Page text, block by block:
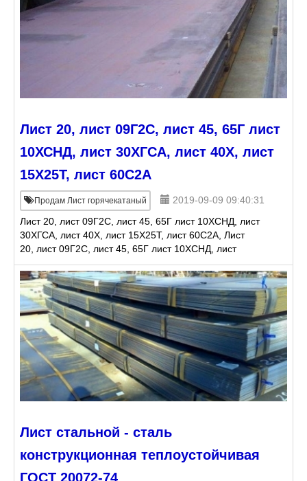
Лист 20, лист 09Г2С, лист 45, 65Г лист
10ХСНД, лист 30ХГСА, лист 40Х, лист
15Х25Т, лист 60С2А
Продам Лист горячекатаный
2019-09-09 09:40:31
Лист 20, лист 09Г2С, лист 45, 65Г лист 10ХСНД, лист
30ХГСА, лист 40Х, лист 15Х25Т, лист 60С2А, Лист
20, лист 09Г2С, лист 45, 65Г лист 10ХСНД, лист
30ХГСА, лист 40Х, лист 15Х25Т, лист 60С2А
Лист стальной - сталь
конструкционная теплоустойчивая
ГОСТ 20072-74